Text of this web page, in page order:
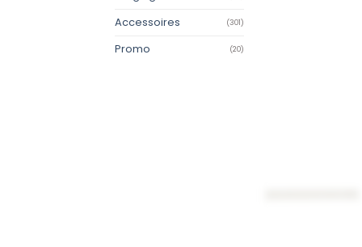
Accessoires (301)
Promo (20)